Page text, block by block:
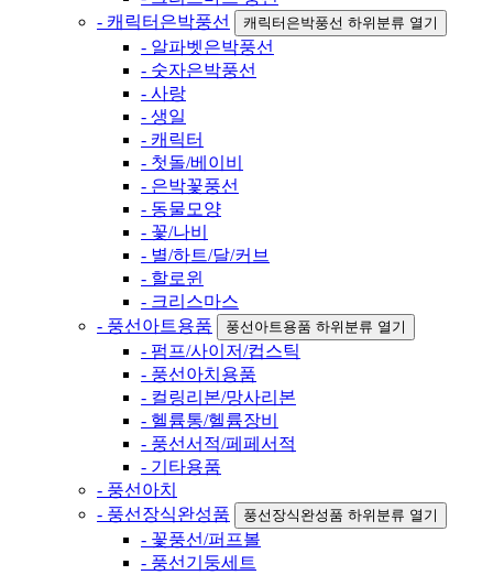
- 캐릭터은박풍선
캐릭터은박풍선 하위분류 열기
- 알파벳은박풍선
- 숫자은박풍선
- 사랑
- 생일
- 캐릭터
- 첫돌/베이비
- 은박꽃풍선
- 동물모양
- 꽃/나비
- 별/하트/달/커브
- 할로윈
- 크리스마스
- 풍선아트용품
풍선아트용품 하위분류 열기
- 펌프/사이저/컵스틱
- 풍선아치용품
- 컬링리본/망사리본
- 헬륨통/헬륨장비
- 풍선서적/페페서적
- 기타용품
- 풍선아치
- 풍선장식완성품
풍선장식완성품 하위분류 열기
- 꽃풍선/퍼프볼
- 풍선기둥세트